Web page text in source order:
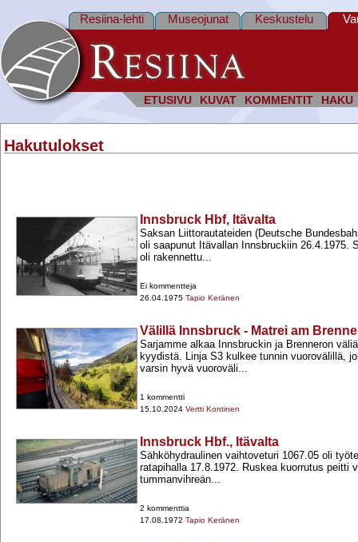
ETUSIVU KUVAT KOMMENTIT HAKU
Resiina-lehti Museojunat Keskustelu
Hakutulokset
Innsbruck Hbf, Itävalta
Saksan Liittorautateiden (Deutsche
oli saapunut Itävallan Innsbruckiin 26.4.1975.
oli rakennettu...
Ei kommentteja
26.04.1975 Tapio Keränen
Välillä Innsbruck - Matrei am
Sarjamme alkaa Innsbruckin ja Brenneron
kyydistä. Linja S3 kulkee tunnin vuorovälillä,
varsin hyvä vuoroväli...
1 kommentti
15.10.2024 Vertti Kontinen
Innsbruck Hbf., Itävalta
Sähköhydraulinen vaihtoveturi 1067.05 oli
ratapihalla 17.8.1972. Ruskea kuorrutus peitti
tummanvihreän...
2 kommenttia
17.08.1972 Tapio Keränen